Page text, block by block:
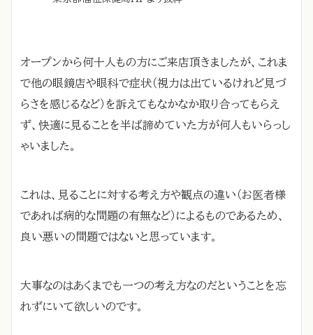
オープンから何十人もの方にご来店頂きましたが、これま
で他の眼鏡店や眼科で症状（視力は出ているけれど見づ
らさを感じるなど）を訴えてもなかなか取り合ってもらえ
ず、快適に見ることを半ば諦めていた方が何人もいらっし
ゃいました。
これは、見ることに対する考え方や観点の違い（お医者様
であれば病的な問題の有無など）によるものであるため、
良い悪いの問題ではないと思っています。
大事なのはあくまでも一つの考え方なのだということを忘
れずにいて欲しいのです。